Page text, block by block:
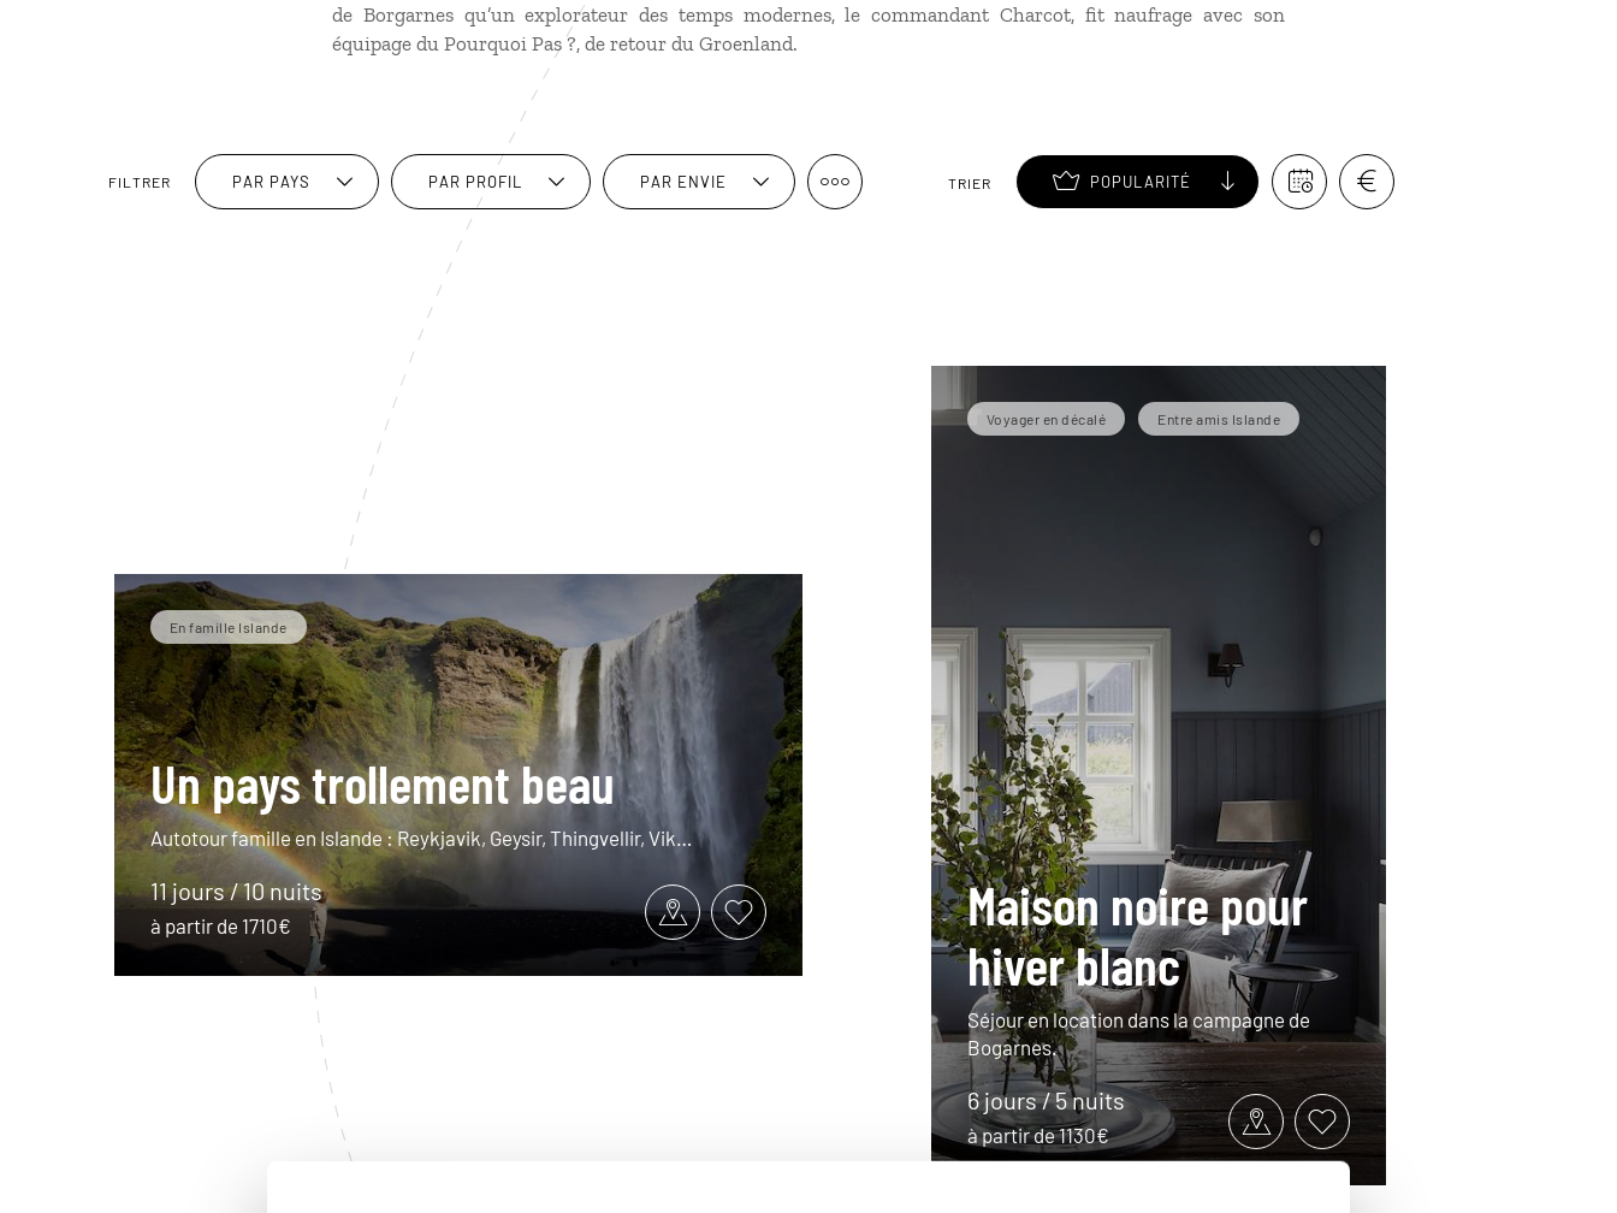
de Borgarnes qu’un explorateur des temps modernes, le commandant Charcot, fit naufrage avec son
équipage du Pourquoi Pas ?, de retour du Groenland.
FILTRER PAR PAYS PAR PROFIL PAR ENVIE TRIER POPULARITÉ
En famille Islande
Un pays trollement beau
Autotour famille en Islande : Reykjavik, Geysir, Thingvellir, Vik…
11 jours / 10 nuits
à partir de 1710€
Voyager en décalé Entre amis Islande
Maison noire pour
hiver blanc
Séjour en location dans la campagne de
Bogarnes.
6 jours / 5 nuits
à partir de 1130€